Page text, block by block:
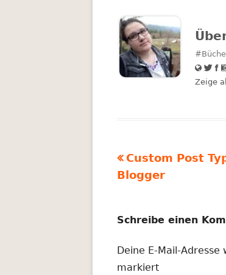
  
Zeige
Vorheriger
Beitrag:
Custom Post
Blogger
Schreibe einen
Deine E-Mail-
markiert